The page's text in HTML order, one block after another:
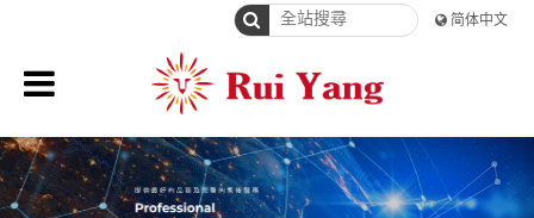
简体中文